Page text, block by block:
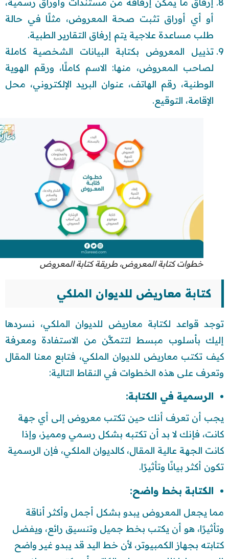
أو أي أوراق تثبت صحة المعروض، مثلًا في حالة
طلب مساعدة علاجية يتم إرفاق التقارير الطبية.
تذييل المعروض بكتابة البيانات الشخصية كاملة
لصاحب المعروض، منها: الاسم كاملًا، ورقم الهوية
الوطنية، رقم الهاتف، عنوان البريد الإلكتروني، محل
الإقامة، التوقيع.
خطوات كتابة المعروض، طريقة كتابة المعروض
كتابة معاريض للديوان الملكي
توجد قواعد لكتابة معاريض للديوان الملكي، نسردها
إليك بأسلوب مبسط لتتمكَّن من الاستفادة ومعرفة
كيف تكتب معاريض للديوان الملكي، فتابع معنا المقال
وتعرف على هذه الخطوات في النقاط التالية:
الرسمية في الكتابة:
يجب أن تعرف أنك حين تكتب معروض إلى أي جهة
كانت، فإنك لا بد أن تكتبه بشكل رسمي ومميز، وإذا
كانت الجهة عالية المقال، كالديوان الملكي، فإن الرسمية
تكون أكثر بيانًا وتأثيرًا.
الكتابة بخط واضح:
مما يجعل المعروض يبدو بشكل أجمل وأكثر أناقة
وتأثيرًا، هو أن يكتب بخط جميل وتنسيق رائع، ويفضل
كتابته بجهاز الكمبيوتر، لأن خط اليد قد يبدو غير واضح